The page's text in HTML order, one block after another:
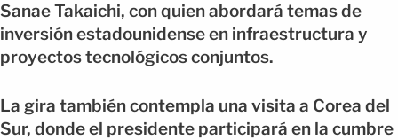
Sanae Takaichi, con quien abordará temas de
inversión estadounidense en infraestructura y
proyectos tecnológicos conjuntos.
La gira también contempla una visita a Corea del
Sur, donde el presidente participará en la cumbre